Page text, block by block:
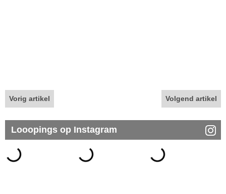
Vorig artikel Volgend artikel
Looopings op Instagram